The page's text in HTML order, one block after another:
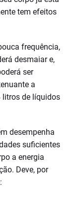
tem efeitos
frequência,
desmaiar e,
ser
a
litros de líquidos
desempenha
suficientes
a energia
Deve, por